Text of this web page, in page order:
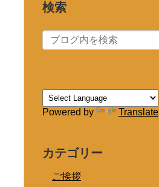
検索
Powered by Translate
カテゴリー
ご挨拶